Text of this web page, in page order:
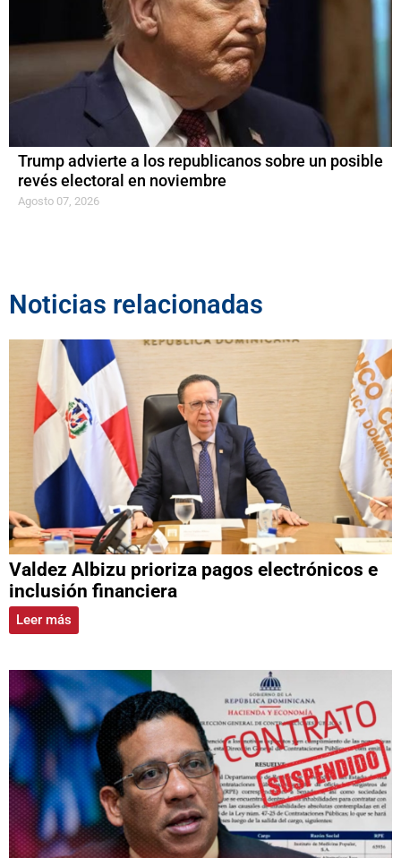
Trump advierte a los republicanos sobre un posible
revés electoral en noviembre
Agosto 07, 2026
Noticias relacionadas
Valdez Albizu prioriza pagos electrónicos e
inclusión financiera
Leer más